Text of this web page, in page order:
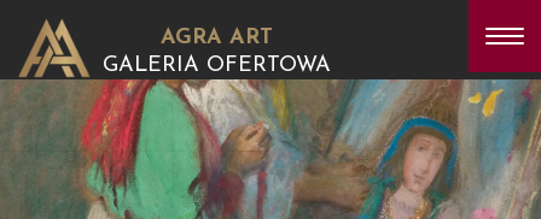
AGRA ART
GALERIA OFERTOWA